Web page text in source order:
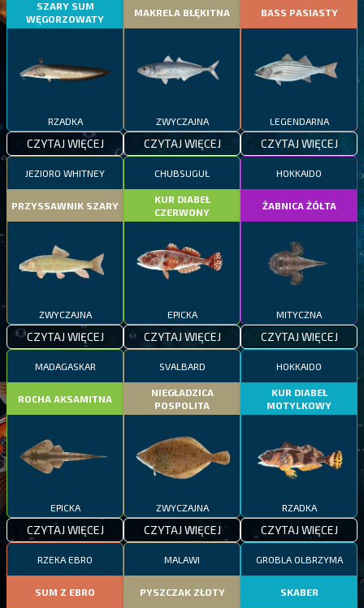
SZARY SUM
WĘGORZOWATY
RZADKA
CZYTAJ WIĘCEJ
MAKRELA BŁĘKITNA
ZWYCZAJNA
CZYTAJ WIĘCEJ
BASS PASIASTY
LEGENDARNA
CZYTAJ WIĘCEJ
JEZIORO WHITNEY
PRZYSSAWNIK SZARY
ZWYCZAJNA
CZYTAJ WIĘCEJ
CHUBSUGUŁ
KUR DIABEŁ
CZERWONY
EPICKA
CZYTAJ WIĘCEJ
HOKKAIDO
ŻABNICA ŻÓŁTA
MITYCZNA
CZYTAJ WIĘCEJ
MADAGASKAR
ROCHA AKSAMITNA
EPICKA
CZYTAJ WIĘCEJ
SVALBARD
NIEGŁADZICA
POSPOLITA
ZWYCZAJNA
CZYTAJ WIĘCEJ
HOKKAIDO
KUR DIABEŁ
MOTYLKOWY
RZADKA
CZYTAJ WIĘCEJ
RZEKA EBRO
SUM Z EBRO
MALAWI
PYSZCZAK ZŁOTY
GROBLA OLBRZYMA
SKABER